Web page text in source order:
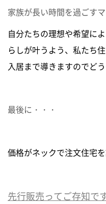
家族が長い時間を過ごすマ
自分たちの理想や希望に
らしが叶うよう、私たち
入居まで導きますのでど
最後に・・・
価格がネックで注文住宅
先行販売ってご存知で